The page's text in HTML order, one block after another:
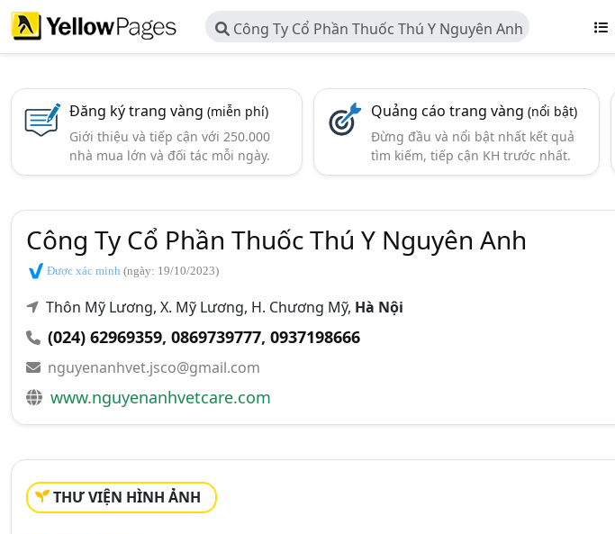
Công Ty Cổ Phần Thuốc Thú Y Nguyên Anh
Đăng ký trang vàng (miễn phí)
Giới thiệu và tiếp cận với 250.000
nhà mua lớn và đối tác mỗi ngày.
Quảng cáo trang vàng(nổi bật)
Đừng đầu và nổi bật nhất kết quả
tìm kiếm, tiếp cận KH trước nhất.
Công Ty Cổ Phần Thuốc Thú Y Nguyên Anh
Được xác minh (ngày: 19/10/2023)
Thôn Mỹ Lương, X. Mỹ Lương, H. Chương Mỹ, Hà Nội
(024) 62969359, 0869739777, 0937198666
nguyenanhvet.jsco@gmail.com
www.nguyenanhvetcare.com
THƯ VIỆN HÌNH ẢNH